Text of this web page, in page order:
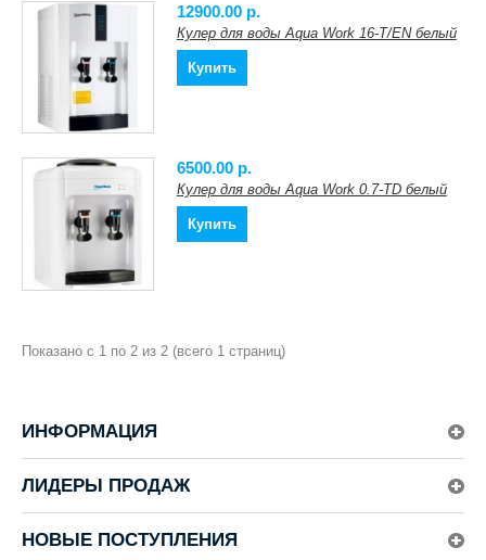
12900.00 p.
Кулер для воды Aqua Work 16-T/EN белый
Купить
6500.00 p.
Кулер для воды Aqua Work 0.7-TD белый
Купить
Показано с 1 по 2 из 2 (всего 1 страниц)
ИНФОРМАЦИЯ
ЛИДЕРЫ ПРОДАЖ
НОВЫЕ ПОСТУПЛЕНИЯ